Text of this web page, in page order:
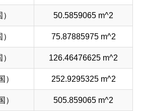
50.5859065 m^2
75.87885975 m^2
126.46476625 m^2
） 252.9295325 m^2
） 505.859065 m^2